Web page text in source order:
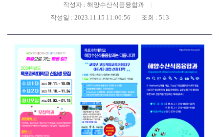
작성자 : 해양수산식품융합과
작성일 : 2023.11.15 11:06:56
조회 : 513